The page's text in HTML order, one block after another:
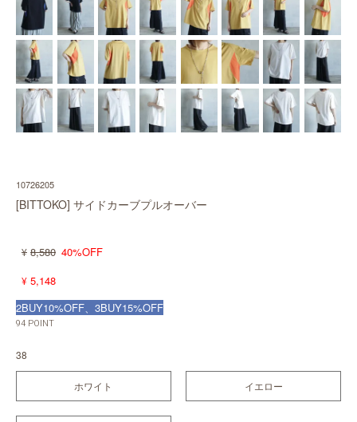
10726205
[BITTOKO] サイドカーブプルオーバー
¥ 8,580 40%OFF
¥ 5,148
2BUY10%OFF、3BUY15%OFF
94 POINT
38
ホワイト イエロー